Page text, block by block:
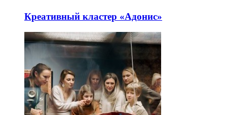
Креативный кластер «Адонис»